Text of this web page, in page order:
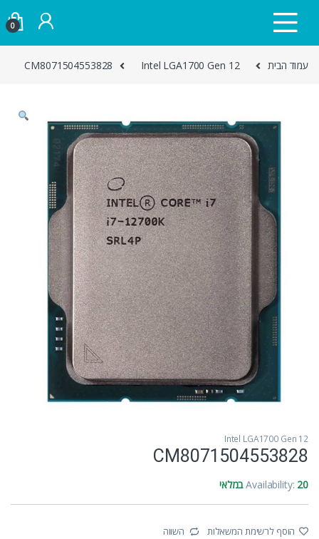
0
עמוד הבית Intel LGA1700 Gen 12
CM8071504553828
Intel LGA1700 Gen 12
CM8071504553828
Availability: 20 במלאי
הוסף לרשימת המשאלות השווה